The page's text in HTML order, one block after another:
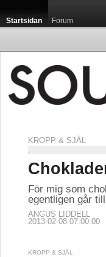
Startsidan Forum
KROPP & SJÄL
För mig som
egentligen går
ANGUS LIDDELL
2013-02-08 07:00:00
KROPP & SJÄL